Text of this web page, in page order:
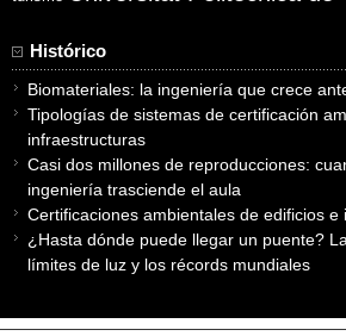
Histórico
Biomateriales: la ingeniería que crece
Tipologías de sistemas de certificación
infraestructuras
Casi dos millones de reproducciones:
ingeniería trasciende el aula
Certificaciones ambientales de edificios e
¿Hasta dónde puede llegar un puente?
límites de luz y los récords mundiales